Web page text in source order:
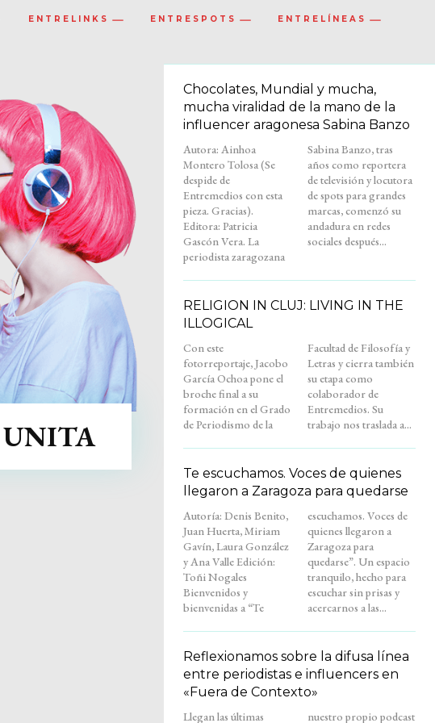
ENTRELINKS ENTRESPOTS ENTRELÍNEAS
UNITA
Chocolates, Mundial y mucha,
mucha viralidad de la mano de la
influencer aragonesa Sabina Banzo
Autora: Ainhoa
Montero Tolosa (Se
despide de
Entremedios con esta
pieza. Gracias).
Editora: Patricia
Gascón Vera. La
periodista zaragozana
Sabina Banzo, tras
años como reportera
de televisión y locutora
de spots para grandes
marcas, comenzó su
andadura en redes
sociales después...
RELIGION IN CLUJ: LIVING IN THE
ILLOGICAL
Con este
fotorreportaje, Jacobo
García Ochoa pone el
broche final a su
formación en el Grado
de Periodismo de la
Facultad de Filosofía y
Letras y cierra también
su etapa como
colaborador de
Entremedios. Su
trabajo nos traslada a...
Te escuchamos. Voces de quienes
llegaron a Zaragoza para quedarse
Autoría: Denis Benito,
Juan Huerta, Miriam
Gavín, Laura González
y Ana Valle Edición:
Toñi Nogales
Bienvenidos y
bienvenidas a “Te
escuchamos. Voces de
quienes llegaron a
Zaragoza para
quedarse”. Un espacio
tranquilo, hecho para
escuchar sin prisas y
acercarnos a las...
Reflexionamos sobre la difusa línea
entre periodistas e influencers en
«Fuera de Contexto»
Llegan las últimas
nuestro propio podcast